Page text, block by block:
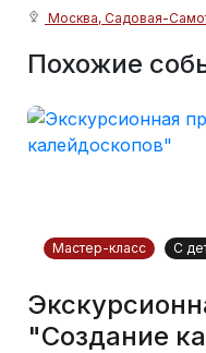
Москва, Садовая-
Похожие
Мастер-класс С
"Создание